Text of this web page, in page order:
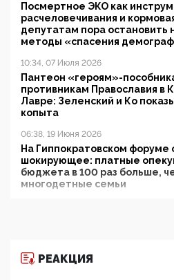
Посмертное ЭКО как
расчеловечивания и
депутатам пора остановить
методы «спасения
10:34, 07 Июля 2026
Пантеон «героям»-
противникам Православия в
Лавре: Зеленский и Ко
копыта
06:38, 19 Июня 2026
На Гиппократовском форуме
шокирующее: платные
бюджета в 100 раз больше,
многодетные семьи
11:53, 09 Июня 2026
РЕАКЦИЯ